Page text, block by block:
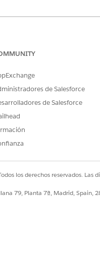
y gestionar el
Salesforce, proporcione a
como su sitio
de Salesforce
de Salesforce
los derechos reservados. Las
79, Planta 7ª, Madrid, Spain,